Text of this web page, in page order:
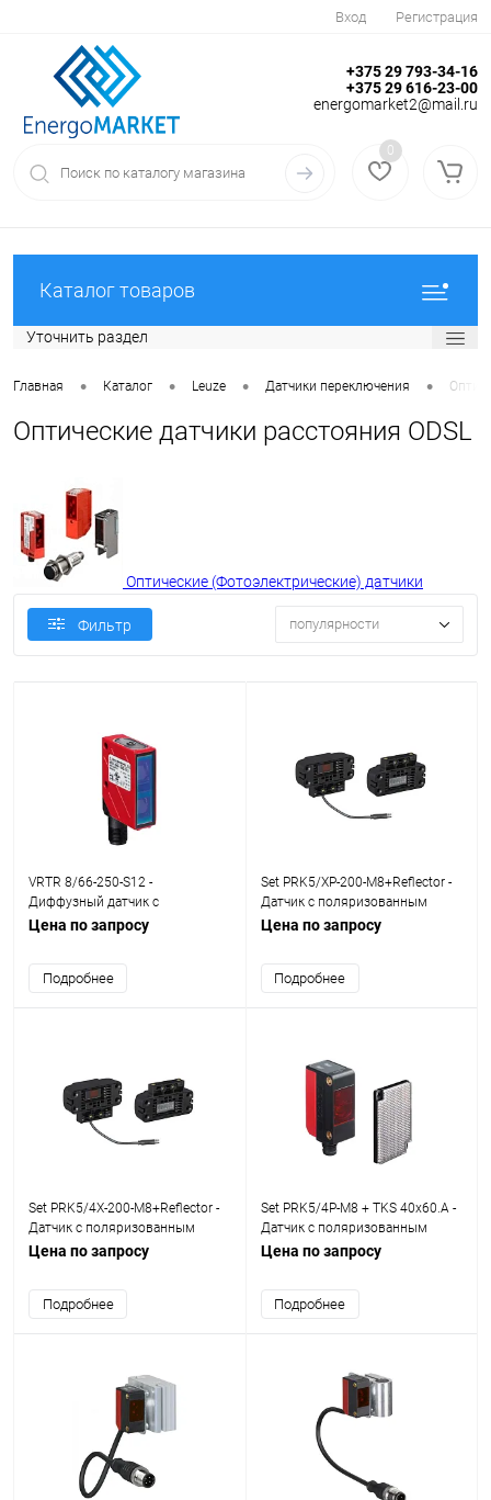
Вход Регистрация
+375 29 793-34-16
+375 29 616-23-00
energomarket2@mail.ru
0
Каталог товаров
Уточнить раздел
Главная • Каталог • Leuze • Датчики переключения •
Оптические датчики расстояния ODSL
Оптические (Фотоэлектрические) датчики
Фильтр популярности
VRTR 8/66-250-S12 -
Диффузный датчик с
подавлением переднего фона
Цена по запросу
Подробнее
Set PRK5/XP-200-M8+Reflector -
Датчик с поляризованным
отражением от рефлектора set
Цена по запросу
Подробнее
Set PRK5/4X-200-M8+Reflector -
Датчик с поляризованным
отражением от рефлектора set
Цена по запросу
Подробнее
Set PRK5/4P-M8 + TKS 40x60.A -
Датчик с поляризованным
отражением от рефлектора set
Цена по запросу
Подробнее